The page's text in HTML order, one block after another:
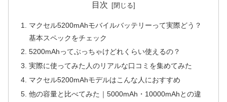
目次
マクセル5200mAhモバイルバッテリーって実際どう？
基本スペックをチェック
5200mAhってぶっちゃけどれくらい使えるの？
実際に使ってみた人のリアルな口コミを集めてみた
マクセル5200mAhモデルはこんな人におすすめ
他の容量と比べてみた｜5000mAh・10000mAhとの違